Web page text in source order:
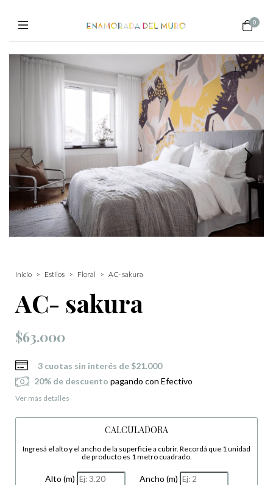
0
1/3
Inicio > Estilos > Floral > AC- sakura
AC- sakura
$63.000
3 cuotas sin interés de $21.000
20% de descuento pagando con Efectivo
Ver más detalles
CALCULADORA
Ingresá el alto y el ancho de la superficie a cubrir. Recordá que 1 unidad
de producto es 1 metro cuadrado.
Alto (m) Ancho (m)